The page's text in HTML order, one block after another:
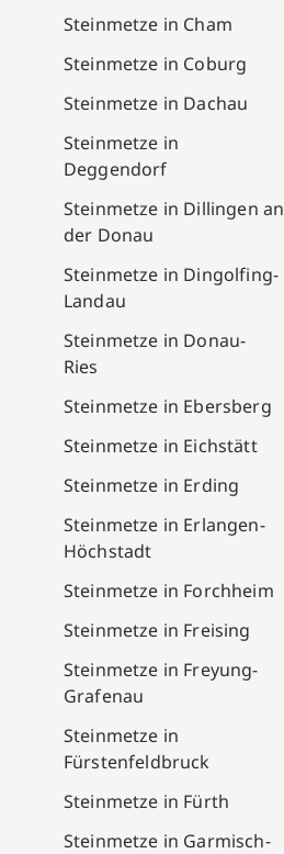
Steinmetze in Cham
Steinmetze in Coburg
Steinmetze in Dachau
Steinmetze in
Deggendorf
Steinmetze in Dillingen an
der Donau
Steinmetze in Dingolfing-
Landau
Steinmetze in Donau-
Ries
Steinmetze in Ebersberg
Steinmetze in Eichstätt
Steinmetze in Erding
Steinmetze in Erlangen-
Höchstadt
Steinmetze in Forchheim
Steinmetze in Freising
Steinmetze in Freyung-
Grafenau
Steinmetze in
Fürstenfeldbruck
Steinmetze in Fürth
Steinmetze in Garmisch-